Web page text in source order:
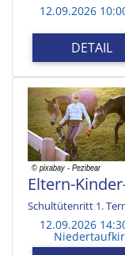
12.09.2026
DETAIL
Eltern-
Schultütenritt 1.
12.09.2026